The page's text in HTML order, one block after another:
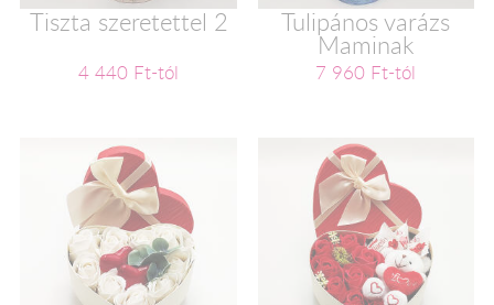
Tiszta szeretettel 2
4 440 Ft-tól
Tulipános varázs
Maminak
7 960 Ft-tól